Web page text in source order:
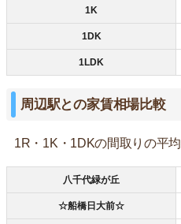
1K
1DK
1LDK
周辺駅との家賃相場比較
1R・1K・1DKの間取りの平
八千代緑が丘
☆船橋日大前☆